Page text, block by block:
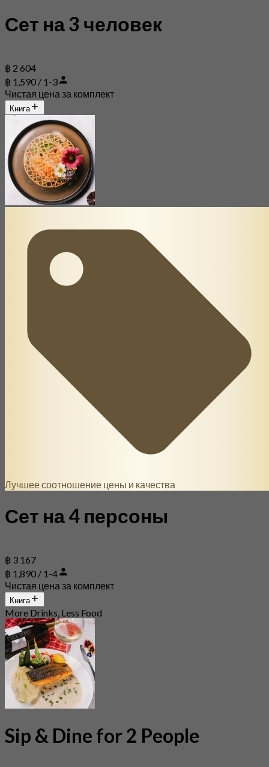
Сет на 3 человек
฿ 2 604
฿ 1,590 / 1-3
Чистая цена за комплект
Книга
Лучшее соотношение цены и качества
Сет на 4 персоны
฿ 3 167
฿ 1,890 / 1-4
Чистая цена за комплект
Книга
More Drinks, Less Food
Sip & Dine for 2 People